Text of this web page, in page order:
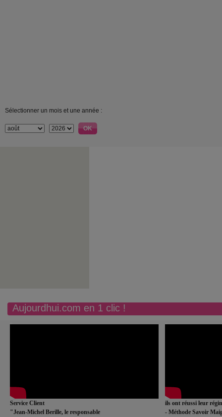
Sélectionner un mois et une année :
Aujourdhui.com en 1 clic !
Service Client
"Jean-Michel Berille, le responsable
ils ont réussi leur
- Méthode Savoir